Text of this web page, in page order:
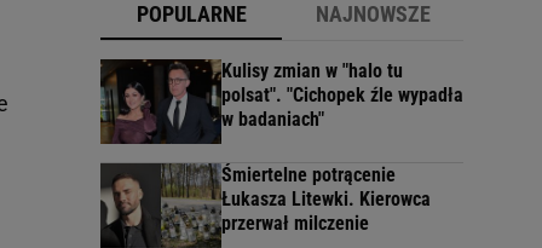
POPULARNE NAJNOWSZE
Kulisy zmian w "halo tu
polsat". "Cichopek źle wypadła
w badaniach"
Śmiertelne potrącenie
Łukasza Litewki. Kierowca
przerwał milczenie